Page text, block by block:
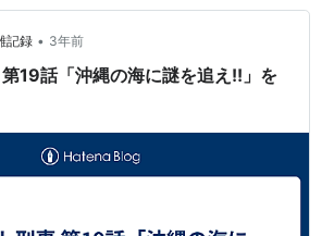
さて本土復帰直後の沖縄は今の日本と
行でした。これは本土復帰前に沖縄を
リカ…
記録 • 3年前
19話「沖縄の海に謎を追え!!」を